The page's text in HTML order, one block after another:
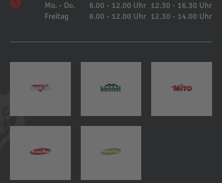
Mo. - Do. 8.00 - 12.00 Uhr 12.30 - 16.30 Uhr
Freitag
8.00 - 12.00 Uhr 12.30 - 14.00 Uhr